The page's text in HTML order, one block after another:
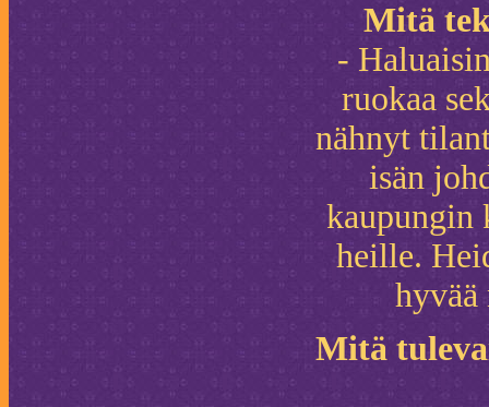
Mitä
-
ruokaa
nähnyt
isän
kaupungin
heille.
hyvää
Mitä